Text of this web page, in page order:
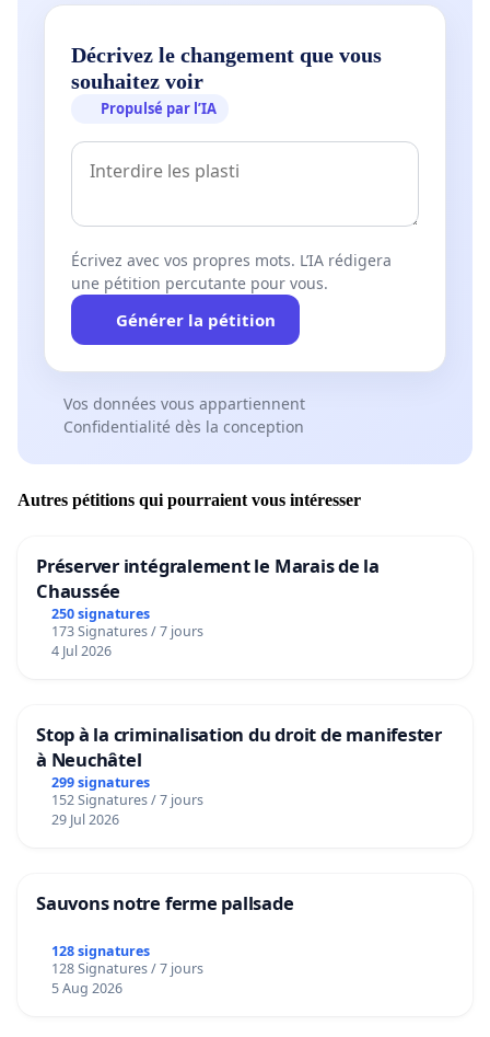
Décrivez le changement que vous
souhaitez voir
Propulsé par l’IA
Écrivez avec vos propres mots. L’IA rédigera
une pétition percutante pour vous.
Générer la pétition
Vos données vous appartiennent
Confidentialité dès la conception
Autres pétitions qui pourraient vous intéresser
Préserver intégralement le Marais de la
Chaussée
250 signatures
173 Signatures / 7 jours
4 Jul 2026
Stop à la criminalisation du droit de manifester
à Neuchâtel
299 signatures
152 Signatures / 7 jours
29 Jul 2026
Sauvons notre ferme pallsade
128 signatures
128 Signatures / 7 jours
5 Aug 2026